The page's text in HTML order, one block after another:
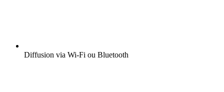
Diffusion via Wi-Fi ou Bluetooth